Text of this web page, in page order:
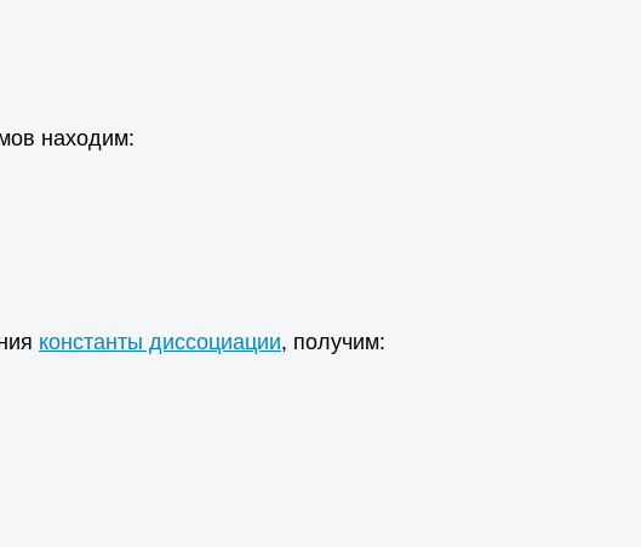
находим:
константы диссоциации, получим: